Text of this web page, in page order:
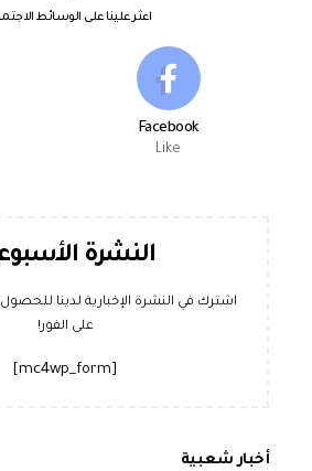
اعثر علينا على الوسائط
Facebook
Like
النشرة
اشترك في النشرة الإخبارية لدينا
على الفور!
[mc4wp_form]
أخبار شعبية